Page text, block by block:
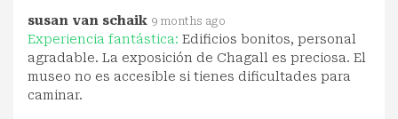
susan van schaik 9 months ago
Experiencia fantástica: Edificios bonitos, personal
agradable. La exposición de Chagall es preciosa. El
museo no es accesible si tienes dificultades para
caminar.